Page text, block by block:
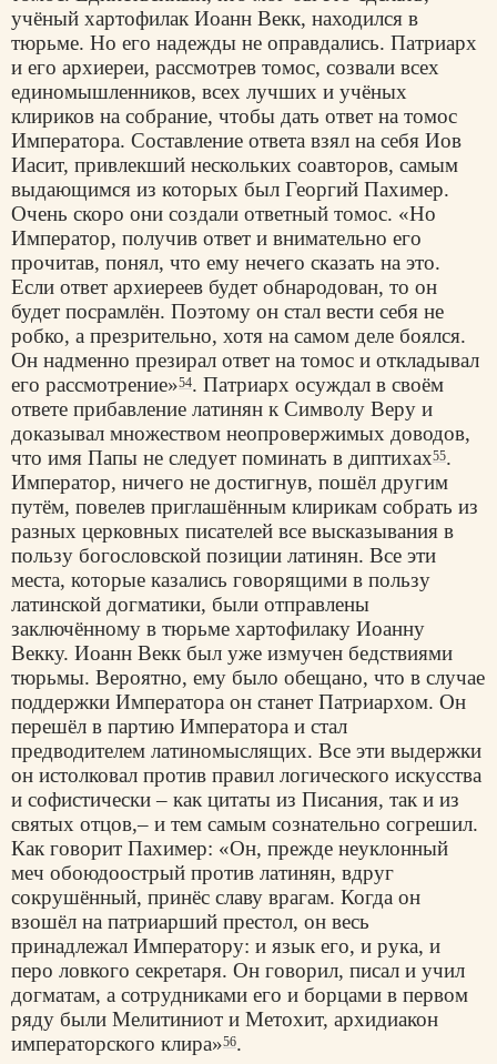
учёный хартофилак Иоанн Векк, находился в
тюрьме. Но его надежды не оправдались. Патриарх
и его архиереи, рассмотрев томос, созвали всех
единомышленников, всех лучших и учёных
клириков на собрание, чтобы дать ответ на томос
Императора. Составление ответа взял на себя Иов
Иасит, привлекший нескольких соавторов, самым
выдающимся из которых был Георгий Пахимер.
Очень скоро они создали ответный томос. «Но
Император, получив ответ и внимательно его
прочитав, понял, что ему нечего сказать на это.
Если ответ архиереев будет обнародован, то он
будет посрамлён. Поэтому он стал вести себя не
робко, а презрительно, хотя на самом деле боялся.
Он надменно презирал ответ на томос и откладывал
его рассмотрение»54. Патриарх осуждал в своём
ответе прибавление латинян к Символу Веру и
доказывал множеством неопровержимых доводов,
что имя Папы не следует поминать в диптихах55.
Император, ничего не достигнув, пошёл другим
путём, повелев приглашённым клирикам собрать из
разных церковных писателей все высказывания в
пользу богословской позиции латинян. Все эти
места, которые казались говорящими в пользу
латинской догматики, были отправлены
заключённому в тюрьме хартофилаку Иоанну
Векку. Иоанн Векк был уже измучен бедствиями
тюрьмы. Вероятно, ему было обещано, что в случае
поддержки Императора он станет Патриархом. Он
перешёл в партию Императора и стал
предводителем латиномыслящих. Все эти выдержки
он истолковал против правил логического искусства
и софистически – как цитаты из Писания, так и из
святых отцов,– и тем самым сознательно согрешил.
Как говорит Пахимер: «Он, прежде неуклонный
меч обоюдоострый против латинян, вдруг
сокрушённый, принёс славу врагам. Когда он
взошёл на патриарший престол, он весь
принадлежал Императору: и язык его, и рука, и
перо ловкого секретаря. Он говорил, писал и учил
догматам, а сотрудниками его и борцами в первом
ряду были Мелитиниот и Метохит, архидиакон
императорского клира»56.